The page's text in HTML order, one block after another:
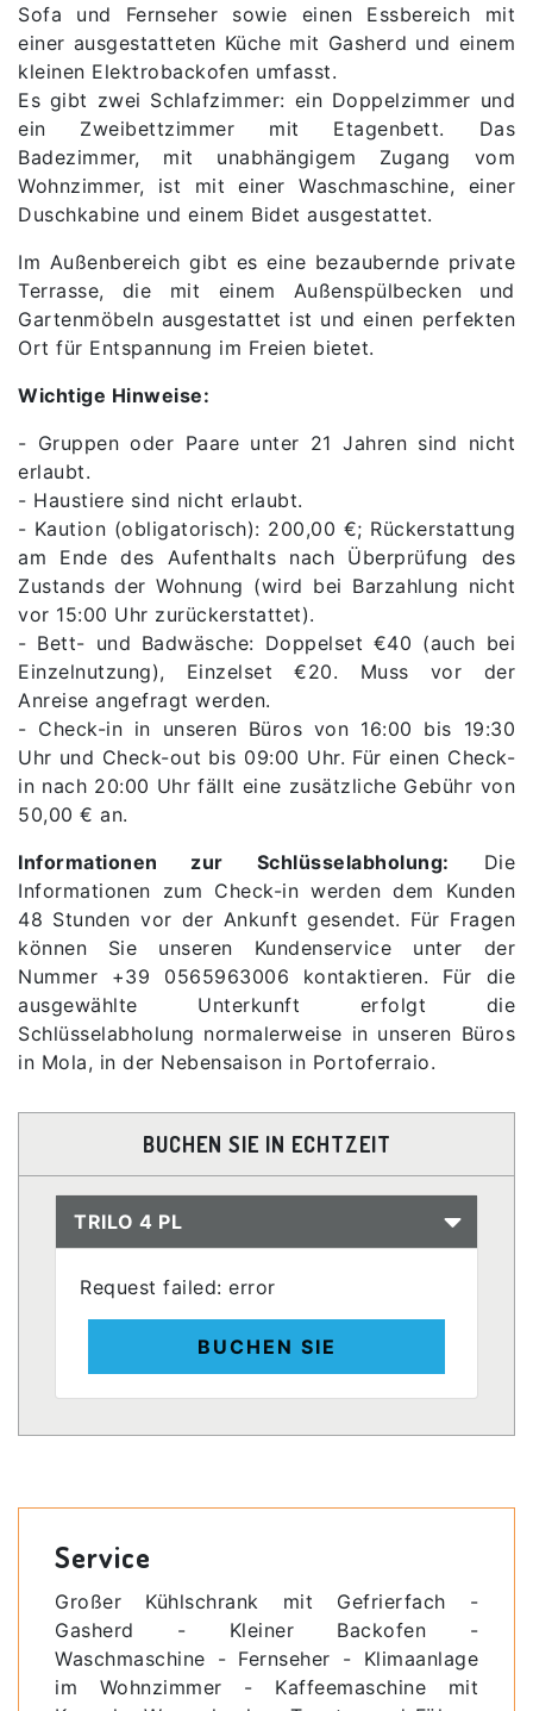
Sofa und Fernseher sowie einen Essbereich mit
einer ausgestatteten Küche mit Gasherd und einem
kleinen Elektrobackofen umfasst.
Es gibt zwei Schlafzimmer: ein Doppelzimmer und
ein Zweibettzimmer mit Etagenbett. Das
Badezimmer, mit unabhängigem Zugang vom
Wohnzimmer, ist mit einer Waschmaschine, einer
Duschkabine und einem Bidet ausgestattet.
Im Außenbereich gibt es eine bezaubernde private
Terrasse, die mit einem Außenspülbecken und
Gartenmöbeln ausgestattet ist und einen perfekten
Ort für Entspannung im Freien bietet.
Wichtige Hinweise:
- Gruppen oder Paare unter 21 Jahren sind nicht
erlaubt.
- Haustiere sind nicht erlaubt.
- Kaution (obligatorisch): 200,00 €; Rückerstattung
am Ende des Aufenthalts nach Überprüfung des
Zustands der Wohnung (wird bei Barzahlung nicht
vor 15:00 Uhr zurückerstattet).
- Bett- und Badwäsche: Doppelset €40 (auch bei
Einzelnutzung), Einzelset €20. Muss vor der
Anreise angefragt werden.
- Check-in in unseren Büros von 16:00 bis 19:30
Uhr und Check-out bis 09:00 Uhr. Für einen Check-
in nach 20:00 Uhr fällt eine zusätzliche Gebühr von
50,00 € an.
Informationen zur Schlüsselabholung: Die
Informationen zum Check-in werden dem Kunden
48 Stunden vor der Ankunft gesendet. Für Fragen
können Sie unseren Kundenservice unter der
Nummer +39 0565963006 kontaktieren. Für die
ausgewählte Unterkunft erfolgt die
Schlüsselabholung normalerweise in unseren Büros
in Mola, in der Nebensaison in Portoferraio.
BUCHEN SIE IN ECHTZEIT
TRILO 4 PL
Request failed: error
BUCHEN SIE
Service
Großer Kühlschrank mit Gefrierfach -
Gasherd - Kleiner Backofen -
Waschmaschine - Fernseher - Klimaanlage
im Wohnzimmer - Kaffeemaschine mit